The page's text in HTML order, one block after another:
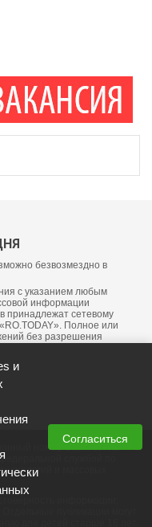
безвозмездно в
с указанием любым
информации
принадлежат сетевому
Полное или
без разрешения
номер СМИ: ЭЛ №
службой по
и массовых
информации,
публикации могут
для детей старше 16 лет.
и
Согласиться